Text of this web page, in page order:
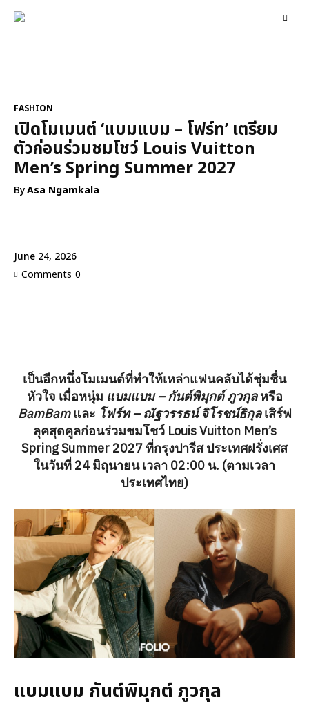
June 24, 2026
Comments 0
FASHION
เปิดโมเมนต์ ‘แบมแบม – โฟร์ท’ เตรียม
ตัวก่อนร่วมชมโชว์ Louis Vuitton
Men’s Spring Summer 2027
ByAsa Ngamkala
เป็นอีกหนึ่งโมเมนต์ที่ทำให้เหล่าแฟนคลับได้ชุ่มชื่น
หัวใจ เมื่อหนุ่ม แบมแบม – กันต์พิมุกต์ ภูวกุลหรือ
BamBamและ โฟร์ท – ณัฐวรรธน์ จิโรชน์ธิกุลเสิร์ฟ
ลุคสุดคูลก่อนร่วมชมโชว์ Louis Vuitton Men’s
Spring Summer 2027 ที่กรุงปารีส ประเทศฝรั่งเศส
ในวันที่ 24 มิถุนายน เวลา 02:00 น. (ตามเวลา
ประเทศไทย)
แบมแบม กันต์พิมุกต์ ภูวกุล